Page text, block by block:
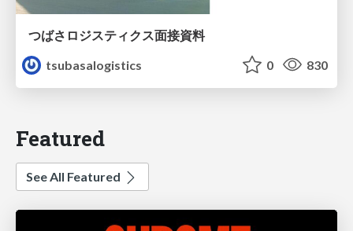
つばさロジスティクス面接資料
tsubasalogistics
0 830
Featured
See All Featured